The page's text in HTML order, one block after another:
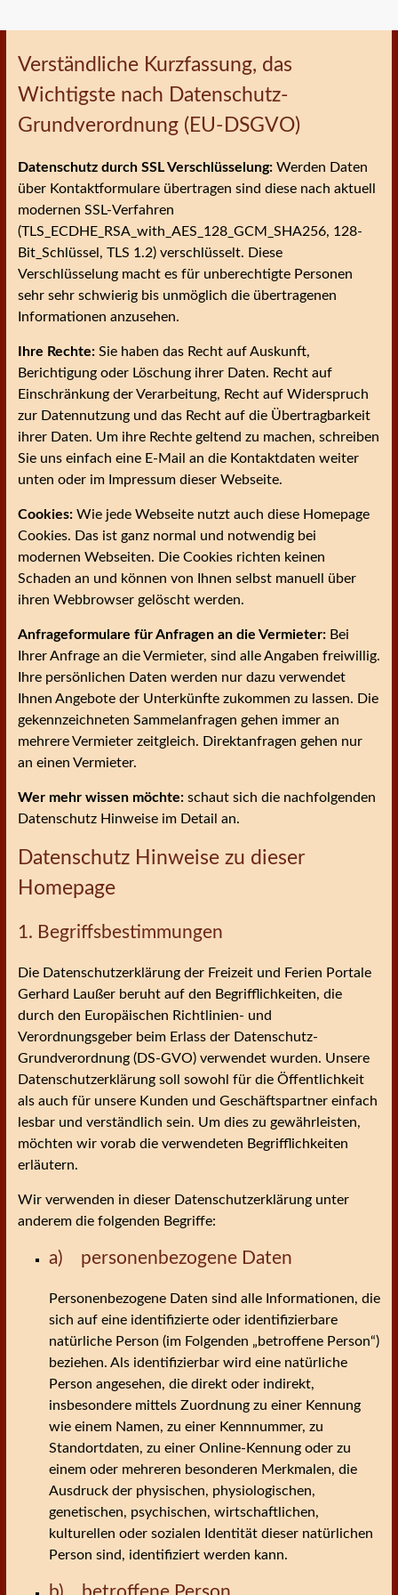
Verständliche Kurzfassung, das
Wichtigste nach Datenschutz-
Grundverordnung (EU-DSGVO)
Datenschutz durch SSL Verschlüsselung:Werden Daten
über Kontaktformulare übertragen sind diese nach aktuell
modernen SSL-Verfahren
(TLS_ECDHE_RSA_with_AES_128_GCM_SHA256, 128-
Bit_Schlüssel, TLS 1.2) verschlüsselt. Diese
Verschlüsselung macht es für unberechtigte Personen
sehr sehr schwierig bis unmöglich die übertragenen
Informationen anzusehen.
Ihre Rechte:Sie haben das Recht auf Auskunft,
Berichtigung oder Löschung ihrer Daten. Recht auf
Einschränkung der Verarbeitung, Recht auf Widerspruch
zur Datennutzung und das Recht auf die Übertragbarkeit
ihrer Daten. Um ihre Rechte geltend zu machen, schreiben
Sie uns einfach eine E-Mail an die Kontaktdaten weiter
unten oder im Impressum dieser Webseite.
Cookies:Wie jede Webseite nutzt auch diese Homepage
Cookies. Das ist ganz normal und notwendig bei
modernen Webseiten. Die Cookies richten keinen
Schaden an und können von Ihnen selbst manuell über
ihren Webbrowser gelöscht werden.
Anfrageformulare für Anfragen an die Vermieter:Bei
Ihrer Anfrage an die Vermieter, sind alle Angaben freiwillig.
Ihre persönlichen Daten werden nur dazu verwendet
Ihnen Angebote der Unterkünfte zukommen zu lassen. Die
gekennzeichneten Sammelanfragen gehen immer an
mehrere Vermieter zeitgleich. Direktanfragen gehen nur
an einen Vermieter.
Wer mehr wissen möchte:schaut sich die nachfolgenden
Datenschutz Hinweise im Detail an.
Datenschutz Hinweise zu dieser
Homepage
1. Begriffsbestimmungen
Die Datenschutzerklärung der Freizeit und Ferien Portale
Gerhard Laußer beruht auf den Begrifflichkeiten, die
durch den Europäischen Richtlinien- und
Verordnungsgeber beim Erlass der Datenschutz-
Grundverordnung (DS-GVO) verwendet wurden. Unsere
Datenschutzerklärung soll sowohl für die Öffentlichkeit
als auch für unsere Kunden und Geschäftspartner einfach
lesbar und verständlich sein. Um dies zu gewährleisten,
möchten wir vorab die verwendeten Begrifflichkeiten
erläutern.
Wir verwenden in dieser Datenschutzerklärung unter
anderem die folgenden Begriffe:
a) personenbezogene Daten
Personenbezogene Daten sind alle Informationen, die
sich auf eine identifizierte oder identifizierbare
natürliche Person (im Folgenden „betroffene Person“)
beziehen. Als identifizierbar wird eine natürliche
Person angesehen, die direkt oder indirekt,
insbesondere mittels Zuordnung zu einer Kennung
wie einem Namen, zu einer Kennnummer, zu
Standortdaten, zu einer Online-Kennung oder zu
einem oder mehreren besonderen Merkmalen, die
Ausdruck der physischen, physiologischen,
genetischen, psychischen, wirtschaftlichen,
kulturellen oder sozialen Identität dieser natürlichen
Person sind, identifiziert werden kann.